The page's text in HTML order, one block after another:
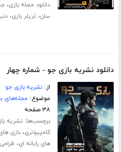
دانلود مجله بازی،
سان، تریلر بازی،
دانلود نشریه بازی جو - شماره چهار
از:نشریه بازی جو
موضوع: مجله‌های
۳۸ صفحه
برچسب‌ها:نشریه
کامپیوتری،بازی
های رایانه ای،